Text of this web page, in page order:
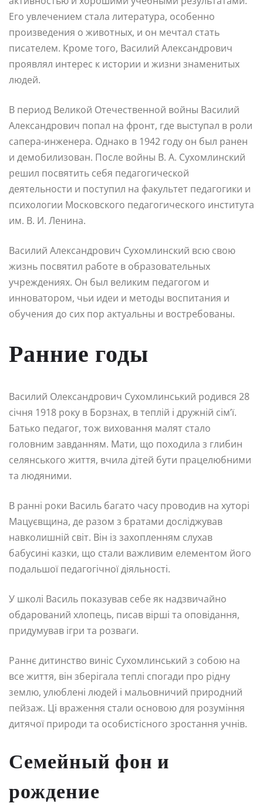
Его увлечением стала литература, особенно
произведения о животных, и он мечтал стать
писателем. Кроме того, Василий Александрович
проявлял интерес к истории и жизни знаменитых
людей.
В период Великой Отечественной войны Василий
Александрович попал на фронт, где выступал в роли
сапера-инженера. Однако в 1942 году он был ранен
и демобилизован. После войны В. А. Сухомлинский
решил посвятить себя педагогической
деятельности и поступил на факультет педагогики и
психологии Московского педагогического института
им. В. И. Ленина.
Василий Александрович Сухомлинский всю свою
жизнь посвятил работе в образовательных
учреждениях. Он был великим педагогом и
инноватором, чьи идеи и методы воспитания и
обучения до сих пор актуальны и востребованы.
Ранние годы
Василий Олександрович Сухомлинський родився 28
січня 1918 року в Борзнах, в теплій і дружній сім’ї.
Батько педагог, тож виховання малят стало
головним завданням. Мати, що походила з глибин
селянського життя, вчила дітей бути працелюбними
та людяними.
В ранні роки Василь багато часу проводив на хуторі
Мацуєвщина, де разом з братами досліджував
навколишній світ. Він із захопленням слухав
бабусині казки, що стали важливим елементом його
подальшої педагогічної діяльності.
У школі Василь показував себе як надзвичайно
обдарований хлопець, писав вірші та оповідання,
придумував ігри та розваги.
Раннє дитинство виніс Сухомлинський з собою на
все життя, він зберігала теплі спогади про рідну
землю, улюблені людей і мальовничий природний
пейзаж. Ці враження стали основою для розуміння
дитячої природи та особистісного зростання учнів.
Семейный фон и
рождение